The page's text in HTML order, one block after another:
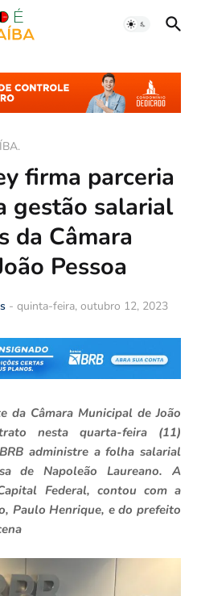
firma parceria
gestão salarial
da Câmara
Pessoa
- quinta-feira, outubro 12, 2023
da Câmara Municipal de João
nesta quarta-feira (11)
administre a folha salarial
de Napoleão Laureano. A
Federal, contou com a
Paulo Henrique, e do prefeito